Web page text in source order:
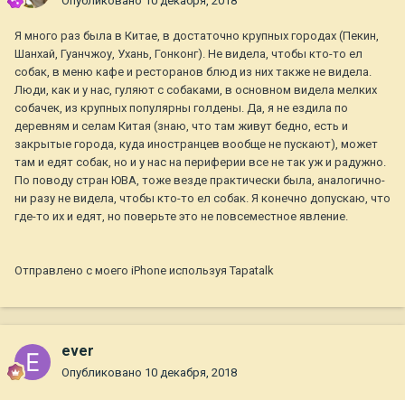
здоровью опасные, на планете много чего есть того, что мы
не силах понять. Ну пусть так и будет. Тем более чего себя
травить, что Вам непонятно в обычаях целой нации.
Преуспевающей, растущей, развивающейся нации.
Я много раз была в Китае, в достаточно крупных городах (Пекин,
Шанхай, Гуанчжоу, Ухань, Гонконг). Не видела, чтобы кто-то ел
собак, в меню кафе и ресторанов блюд из них также не видела.
Люди, как и у нас, гуляют с собаками, в основном видела мелких
собачек, из крупных популярны голдены. Да, я не ездила по
деревням и селам Китая (знаю, что там живут бедно, есть и
закрытые города, куда иностранцев вообще не пускают), может
там и едят собак, но и у нас на периферии все не так уж и радужно.
По поводу стран ЮВА, тоже везде практически была, аналогично-
ни разу не видела, чтобы кто-то ел собак. Я конечно допускаю, что
где-то их и едят, но поверьте это не повсеместное явление.
Отправлено с моего iPhone используя Tapatalk
ever
Опубликовано 10 декабря, 2018